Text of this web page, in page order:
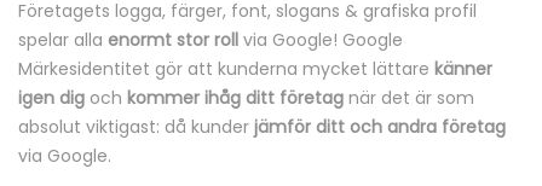
Företagets logga, färger, font, slogans & grafiska profil
spelar alla enormt stor roll via Google! Google
Märkesidentitet gör att kunderna mycket lättare känner
igen dig och kommer ihåg ditt företag när det är som
absolut viktigast: då kunder jämför ditt och andra företag
via Google.